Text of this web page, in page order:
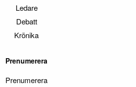
Ledare
Debatt
Krönika
Prenumerera
Prenumerera